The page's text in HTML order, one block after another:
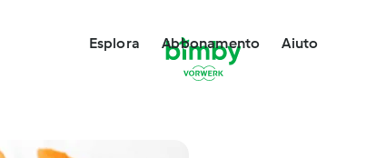
Esplora Abbonamento Aiuto